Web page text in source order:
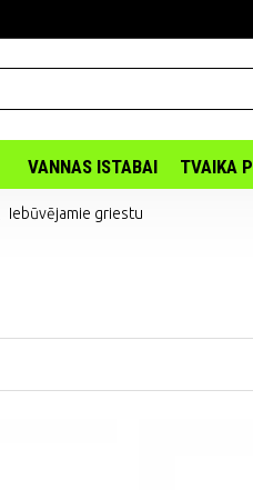
VANNAS ISTABAI TVAIKA
Iebūvējamie griestu